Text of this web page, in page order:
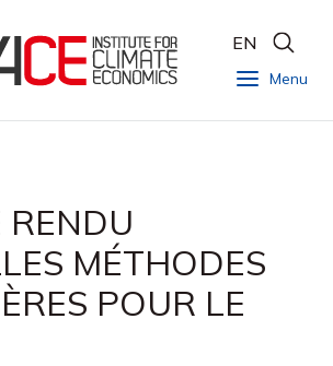
Menu
EN
RENDU
MÉTHODES
POUR LE